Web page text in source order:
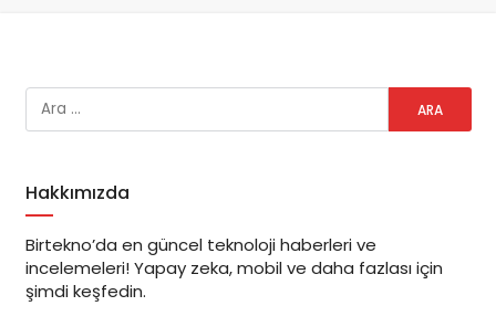
Hakkımızda
Birtekno’da en güncel teknoloji haberleri ve
incelemeleri! Yapay zeka, mobil ve daha fazlası için
şimdi keşfedin.